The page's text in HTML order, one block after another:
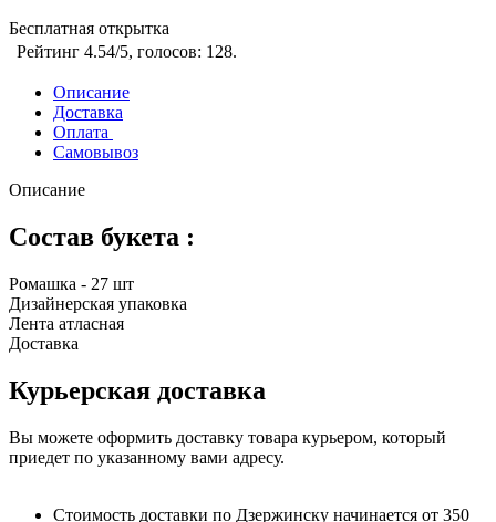
Бесплатная открытка
Рейтинг 4.54/5, голосов: 128.
Описание
Доставка
Оплата
Самовывоз
Описание
Состав букета :
Ромашка - 27 шт
Дизайнерская упаковка
Лента атласная
Доставка
Курьерская доставка
Вы можете оформить доставку товара курьером, который
приедет по указанному вами адресу.
Стоимость доставки по Дзержинску начинается от 350